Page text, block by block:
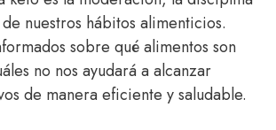
nuestros hábitos alimenticios.
sobre qué alimentos son
no nos ayudará a alcanzar
de manera eficiente y saludable.